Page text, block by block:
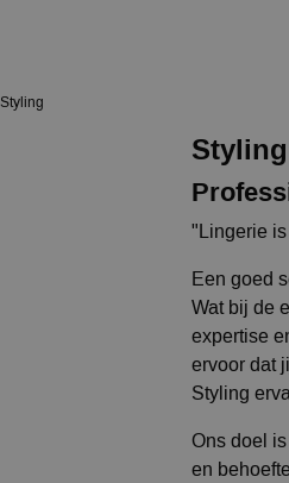
Styling
Styling
"Lingerie
Een goed
Wat bij de
expertise
ervoor dat
Styling
Ons doel
en